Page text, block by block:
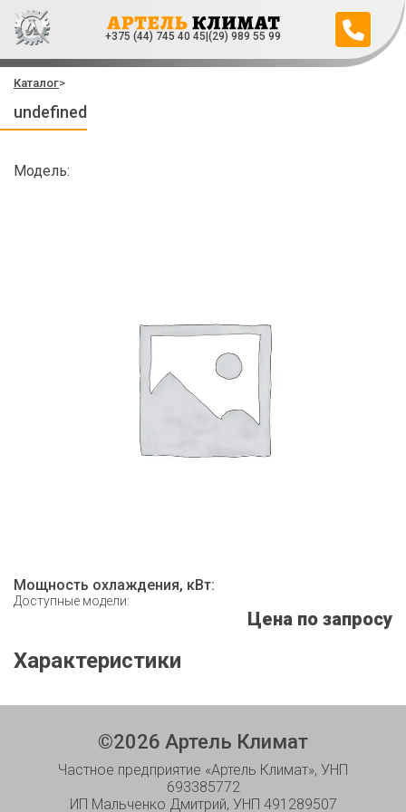
+375 (44) 745 40 45 (29) 989 55 99
Каталог>
undefined
Модель:
Мощность охлаждения, кВт:
Доступные модели:
Цена по запросу
Характеристики
©2026 Артель Климат
Частное предприятие «Артель Климат», УНП
693385772
ИП Мальченко Дмитрий, УНП 491289507